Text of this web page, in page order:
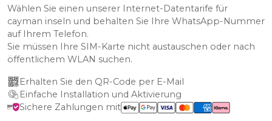
Wählen Sie einen unserer Internet-Datentarife für
cayman inseln und behalten Sie Ihre WhatsApp-Nummer
auf Ihrem Telefon.
Sie müssen Ihre SIM-Karte nicht austauschen oder nach
öffentlichem WLAN suchen.
Erhalten Sie den QR-Code per E-Mail
Einfache Installation und Aktivierung
Sichere Zahlungen mit